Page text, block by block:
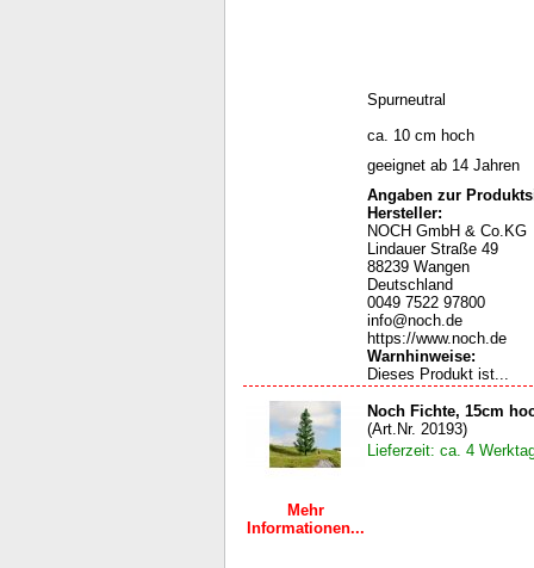
Spurneutral
ca. 10 cm hoch
geeignet ab 14 Jahren
Angaben zur
Hersteller:
NOCH GmbH & Co.KG
Lindauer Straße 49
88239 Wangen
Deutschland
0049 7522 97800
info@noch.de
https://www.noch.de
Warnhinweise:
Dieses Produkt ist...
Mehr
Informationen...
Noch Fichte, 15cm
(Art.Nr. 20193)
Lieferzeit: ca. 4